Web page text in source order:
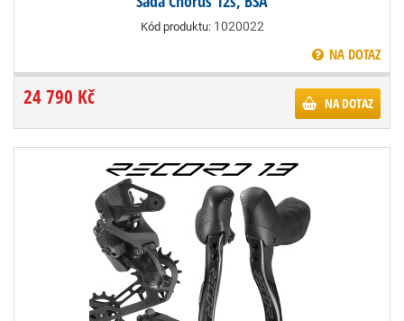
Kód produktu: 1020022
NA DOTAZ
24 790 Kč NA DOTAZ